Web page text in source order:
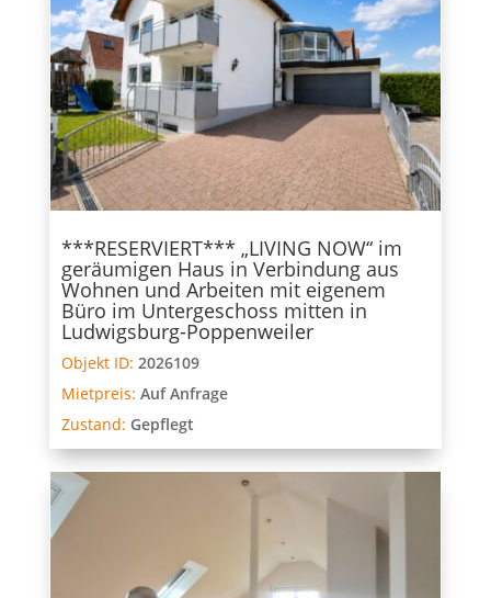
***RESERVIERT*** „LIVING NOW“ im
geräumigen Haus in Verbindung aus
Wohnen und Arbeiten mit eigenem
Büro im Untergeschoss mitten in
Ludwigsburg-Poppenweiler
Objekt ID: 2026109
Mietpreis: Auf Anfrage
Zustand: Gepflegt